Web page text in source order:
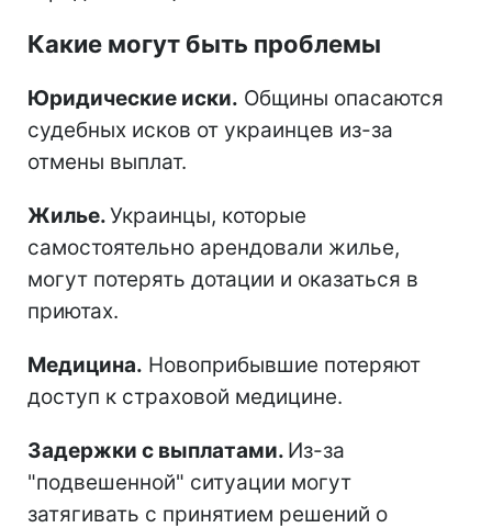
Какие могут быть проблемы
Юридические иски. Общины опасаются
судебных исков от украинцев из-за
отмены выплат.
Жилье.Украинцы, которые
самостоятельно арендовали жилье,
могут потерять дотации и оказаться в
приютах.
Медицина. Новоприбывшие потеряют
доступ к страховой медицине.
Задержки с выплатами. Из-за
"подвешенной" ситуации могут
затягивать с принятием решений о